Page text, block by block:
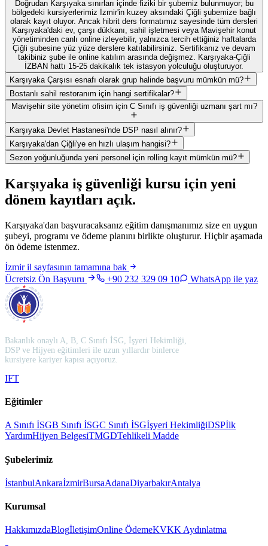
Doğrudan Karşıyaka sınırları içinde fiziki bir şubemiz bulunmuyor; bu
bölgedeki kursiyerlerimiz İzmir'in kuzey aksındaki Çiğli şubemize bağlı
olarak kayıt oluyor. Ancak hibrit ders formatımız sayesinde tüm dersleri
Karşıyaka'daki ev, çarşı dükkanı, sahil işletmesi veya Mavişehir konut
yönetiminden canlı online izleyebilir, yalnızca tercih ettiğiniz haftalarda
Çiğli şubesine yüz yüze derslere katılabilirsiniz. Sertifikanız ve devam
takibiniz şube ile online katılım arasında değişmez. Karşıyaka-Çiğli
İZBAN hattı 15-25 dakikalık tek istasyon yolculuğu oluşturuyor.
Karşıyaka Çarşısı esnafı olarak grup halinde başvuru mümkün mü?
Bostanlı sahil restoranım için hangi sertifikalar?
Mavişehir site yönetim ofisim için C Sınıfı iş güvenliği uzmanı şart mı?
Karşıyaka Devlet Hastanesi'nde DSP nasıl alınır?
Karşıyaka'dan Çiğli'ye en hızlı ulaşım hangisi?
Sezon yoğunluğunda yeni personel için rolling kayıt mümkün mü?
Karşıyaka iş güvenliği kursu için yeni
dönem kayıtları açık.
Karşıyaka'dan başvuracaksanız eğitim danışmanımız size en uygun
şubeyi, programı ve ödeme planını birlikte oluşturur. Hiçbir aşamada
ön ödeme istenmez.
İzmiril sayfasının tamamına bak
Ücretsiz Ön Başvuru
+90 232 329 09 10 WhatsApp ile yaz
Bakanlık onaylı A, B, C Sınıfı İSG, İşyeri Hekimliği,
DSP ve Hijyen eğitimleri ile uzun yıllardır binlerce
kursiyere kariyer kapısı açıyoruz.
IFT
Eğitimler
A Sınıfı İSGB Sınıfı İSGC Sınıfı İSGİşyeri HekimliğiDSPİlk
YardımHijyen BelgesiTMGDTehlikeli Madde
Şubelerimiz
İstanbulAnkaraİzmirBursaAdanaDiyarbakırAntalya
Kurumsal
HakkımızdaBlogİletişimOnline ÖdemeKVKK Aydınlatma